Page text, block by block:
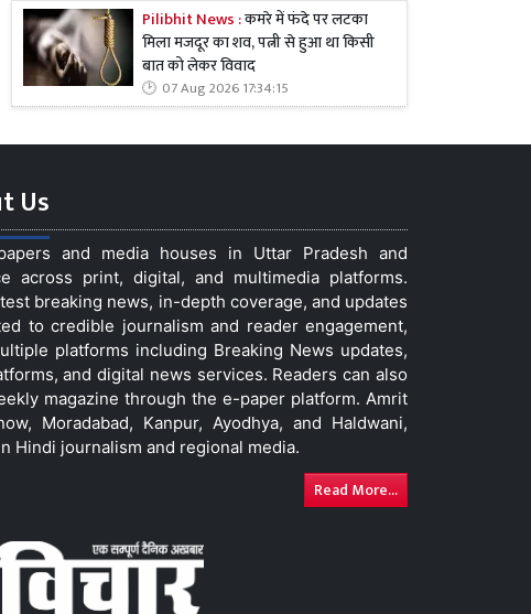
Pilibhit News :कमरे में फंदे पर लटका
मिला मजदूर का शव, पत्नी से हुआ था किसी
बात को लेकर विवाद
07 Aug 2026 17:34:15
Us
and media houses in Uttar Pradesh and
across print, digital, and multimedia platforms.
breaking news, in-depth coverage, and updates
to credible journalism and reader engagement,
platforms including Breaking News updates,
and digital news services. Readers can also
magazine through the e-paper platform. Amrit
Moradabad, Kanpur, Ayodhya, and Haldwani,
Hindi journalism and regional media.
Read More...